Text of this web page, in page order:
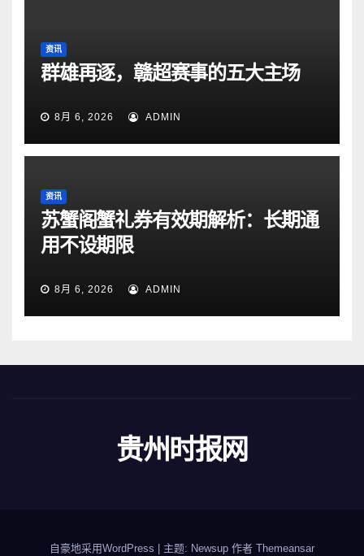
资讯
群雄再逐，赣超赛事的五大主场
8月 6, 2026 ADMIN
资讯
苏蟹阁蟹礼券有效期解析：长期通
用不设期限
8月 6, 2026 ADMIN
贵州时报网
自豪地采用WordPress 主题: Newsup 作者 Themeansar